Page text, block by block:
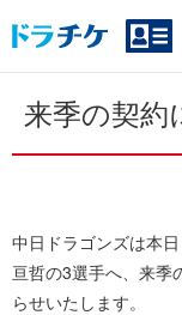
来季の契約
中日ドラゴンズは本
亘哲の3選手へ、来季
らせいたします。